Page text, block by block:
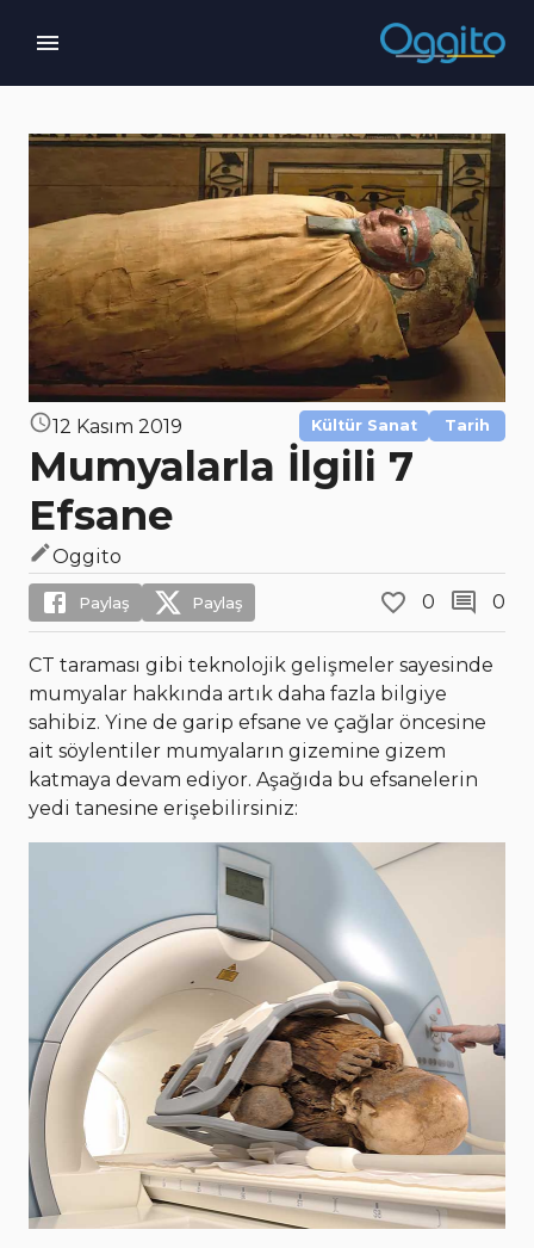
12 Kasım 2019 Kültür Sanat Tarih
Mumyalarla İlgili 7
Efsane
Oggito
Paylaş Paylaş 0 0
CT taraması gibi teknolojik gelişmeler sayesinde
mumyalar hakkında artık daha fazla bilgiye
sahibiz. Yine de garip efsane ve çağlar öncesine
ait söylentiler mumyaların gizemine gizem
katmaya devam ediyor. Aşağıda bu efsanelerin
yedi tanesine erişebilirsiniz: